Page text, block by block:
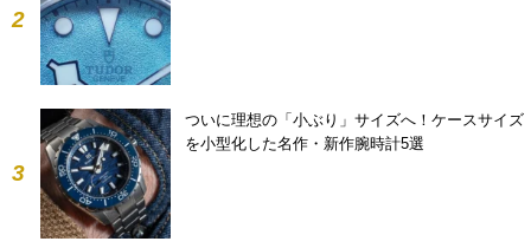
2
3
ついに理想の「小ぶり」サイズへ！ケースサイズ
を小型化した名作・新作腕時計5選